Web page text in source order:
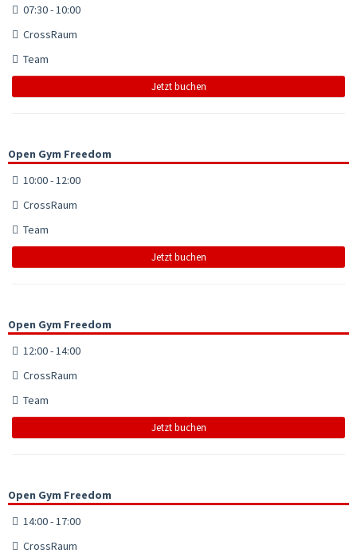
07:30 - 10:00
CrossRaum
Team
Jetzt buchen
Open Gym Freedom
10:00 - 12:00
CrossRaum
Team
Jetzt buchen
Open Gym Freedom
12:00 - 14:00
CrossRaum
Team
Jetzt buchen
Open Gym Freedom
14:00 - 17:00
CrossRaum